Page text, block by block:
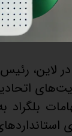
با دستور
در لاین،
بلگراد به